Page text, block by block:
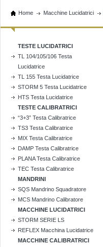
Home Macchine Lucidatrici
TESTE LUCIDATRICI
TL 104/105/106 Testa
Lucidatrice
TL 155 Testa Lucidatrice
STORM 5 Testa Lucidatrice
HTS Testa Lucidatrice
TESTE CALIBRATRICI
“3+3” Testa Calibratrice
TS3 Testa Calibratrice
MIX Testa Calibratrice
DAMP Testa Calibratrice
PLANA Testa Calibratrice
TEC Testa Calibratrice
MANDRINI
SQS Mandrino Squadratore
MCS Mandrino Calibratore
MACCHINE LUCIDATRICI
STORM SERIE LS
REFLEX Macchina Lucidatrice
MACCHINE CALIBRATRICI